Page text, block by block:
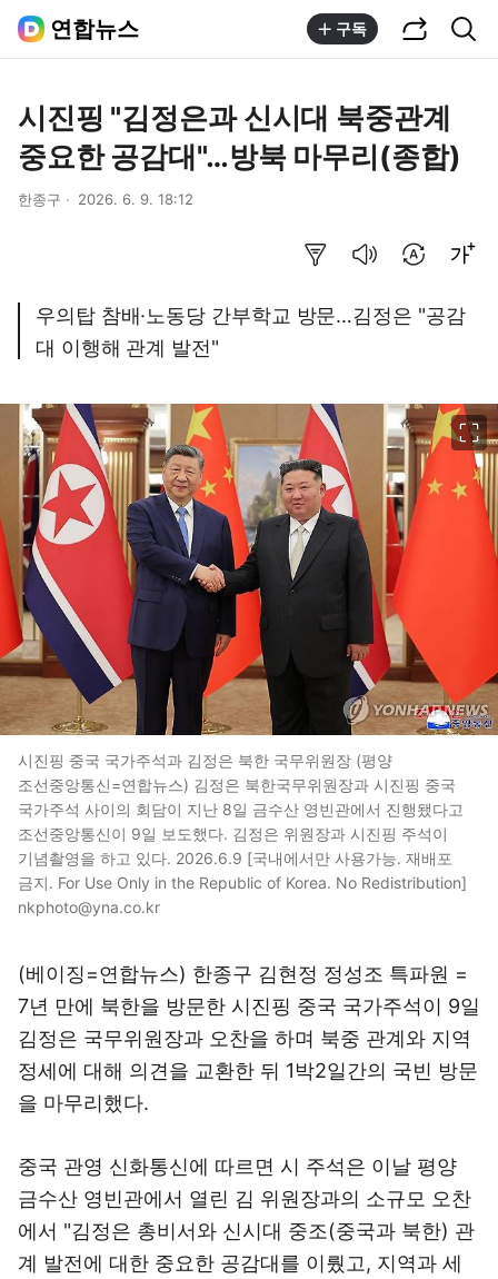
연합뉴스 구독
시진핑 "김정은과 신시대 북중관계
중요한 공감대"…방북 마무리(종합)
한종구 2026. 6. 9. 18:12
우의탑 참배·노동당 간부학교 방문…김정은 "공감
대 이행해 관계 발전"
시진핑 중국 국가주석과 김정은 북한 국무위원장 (평양
조선중앙통신=연합뉴스) 김정은 북한국무위원장과 시진핑 중국
국가주석 사이의 회담이 지난 8일 금수산 영빈관에서 진행됐다고
조선중앙통신이 9일 보도했다. 김정은 위원장과 시진핑 주석이
기념촬영을 하고 있다. 2026.6.9 [국내에서만 사용가능. 재배포
금지. For Use Only in the Republic of Korea. No Redistribution]
nkphoto@yna.co.kr
(베이징=연합뉴스) 한종구 김현정 정성조 특파원 =
7년 만에 북한을 방문한 시진핑 중국 국가주석이 9일
김정은 국무위원장과 오찬을 하며 북중 관계와 지역
정세에 대해 의견을 교환한 뒤 1박2일간의 국빈 방문
을 마무리했다.
중국 관영 신화통신에 따르면 시 주석은 이날 평양
금수산 영빈관에서 열린 김 위원장과의 소규모 오찬
에서 "김정은 총비서와 신시대 중조(중국과 북한) 관
계 발전에 대한 중요한 공감대를 이뤘고, 지역과 세